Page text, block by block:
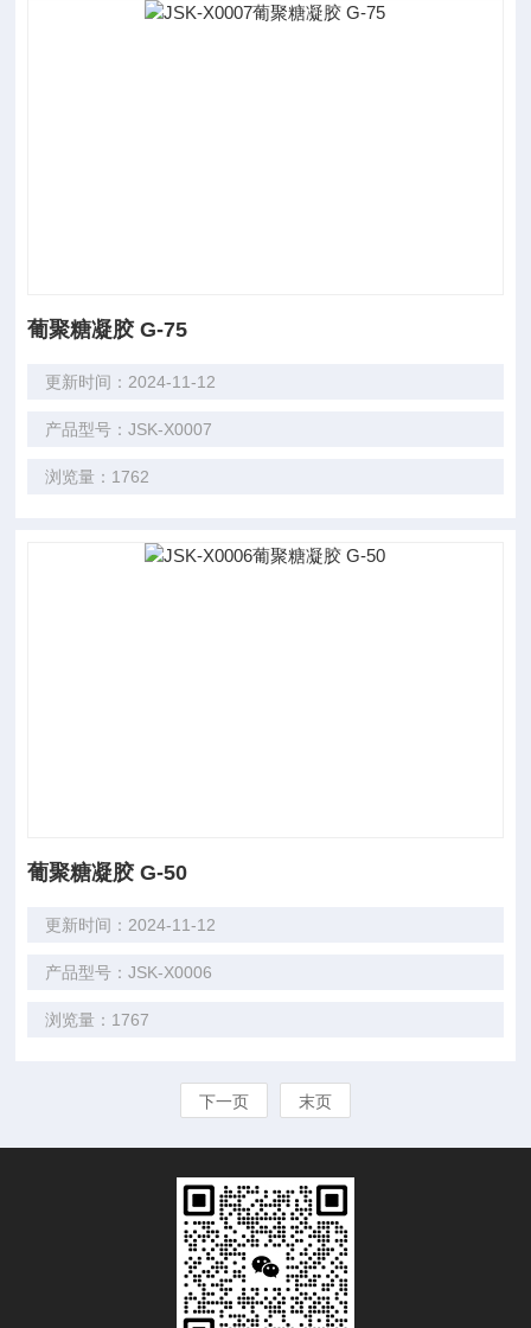
葡聚糖凝胶 G-75
更新时间：2024-11-12
产品型号：JSK-X0007
浏览量：1762
葡聚糖凝胶 G-50
更新时间：2024-11-12
产品型号：JSK-X0006
浏览量：1767
下一页 末页